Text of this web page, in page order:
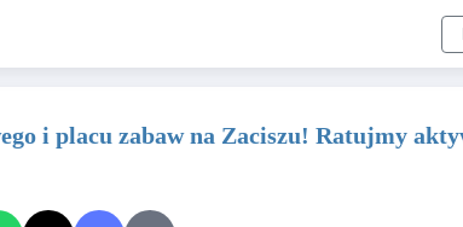
i placu zabaw na Zaciszu! Ratujmy